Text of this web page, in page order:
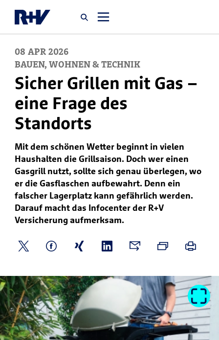
Startseite
Newsroom
Über uns
Karriere
Jobsuche
08 APR 2026
BAUEN, WOHNEN & TECHNIK
Sicher Grillen mit Gas –
eine Frage des
Standorts
Mit dem schönen Wetter beginnt in vielen
Haushalten die Grillsaison. Doch wer einen
Gasgrill nutzt, sollte sich genau überlegen, wo
er die Gasflaschen aufbewahrt. Denn ein
falscher Lagerplatz kann gefährlich werden.
Darauf macht das Infocenter der R+V
Versicherung aufmerksam.